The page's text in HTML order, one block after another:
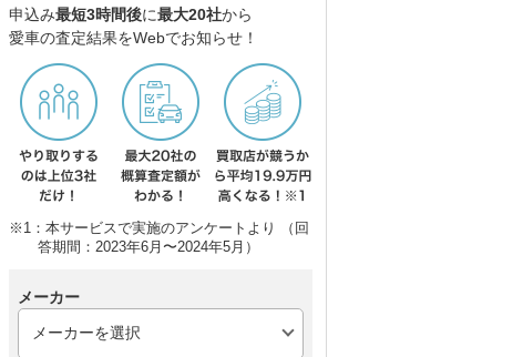
申込み最短3時間後に最大20社から
愛車の査定結果をWebでお知らせ！
※1：本サービスで実施のアンケートより （回
答期間：2023年6月〜2024年5月）
メーカー